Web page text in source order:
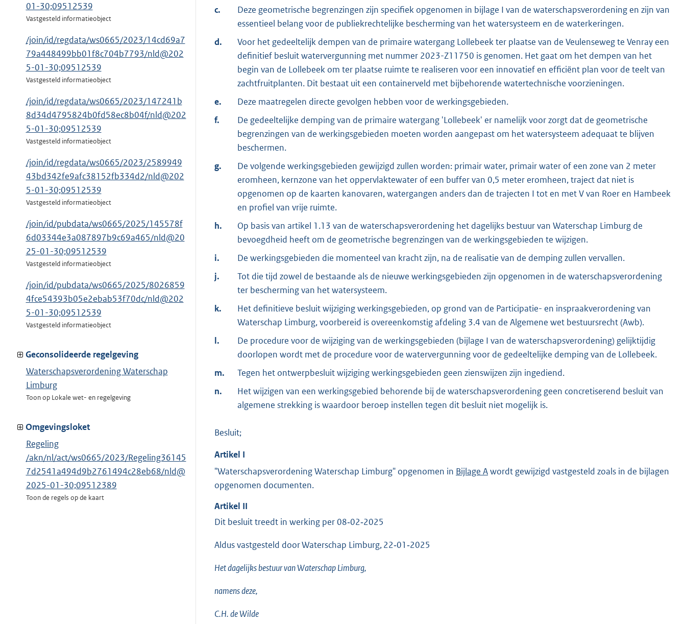
01-30;09512539
Vastgesteld informatieobject
/join/id/regdata/ws0665/2023/14cd69a7
79a448499bb01f8c704b7793/nld@202
5-01-30;09512539
Vastgesteld informatieobject
/join/id/regdata/ws0665/2023/147241b
8d34d4795824b0fd58ec8b04f/nld@202
5-01-30;09512539
Vastgesteld informatieobject
/join/id/regdata/ws0665/2023/2589949
43bd342fe9afc38152fb334d2/nld@202
5-01-30;09512539
Vastgesteld informatieobject
/join/id/pubdata/ws0665/2025/145578f
6d03344e3a087897b9c69a465/nld@20
25-01-30;09512539
Vastgesteld informatieobject
/join/id/pubdata/ws0665/2025/8026859
4fce54393b05e2ebab53f70dc/nld@202
5-01-30;09512539
Vastgesteld informatieobject
Geconsolideerde regelgeving
Waterschapsverordening Waterschap
Limburg
Toon op Lokale wet- en regelgeving
Omgevingsloket
Regeling
/akn/nl/act/ws0665/2023/Regeling36145
7d2541a494d9b2761494c28eb68/nld@
2025-01-30;09512389
Toon de regels op de kaart
c.
Deze geometrische begrenzingen zijn specifiek opgenomen in bijlage I van de waterschapsverordening en zijn van
essentieel belang voor de publiekrechtelijke bescherming van het watersysteem en de waterkeringen.
d.
Voor het gedeeltelijk dempen van de primaire watergang Lollebeek ter plaatse van de Veulenseweg te Venray een
definitief besluit watervergunning met nummer 2023-Z11750 is genomen. Het gaat om het dempen van het
begin van de Lollebeek om ter plaatse ruimte te realiseren voor een innovatief en efficiënt plan voor de teelt van
zachtfruitplanten. Dit bestaat uit een containerveld met bijbehorende watertechnische voorzieningen.
e.
Deze maatregelen directe gevolgen hebben voor de werkingsgebieden.
f.
De gedeeltelijke demping van de primaire watergang 'Lollebeek' er namelijk voor zorgt dat de geometrische
begrenzingen van de werkingsgebieden moeten worden aangepast om het watersysteem adequaat te blijven
beschermen.
g.
De volgende werkingsgebieden gewijzigd zullen worden: primair water, primair water of een zone van 2 meter
eromheen, kernzone van het oppervlaktewater of een buffer van 0,5 meter eromheen, traject dat niet is
opgenomen op de kaarten kanovaren, watergangen anders dan de trajecten I tot en met V van Roer en Hambeek
en profiel van vrije ruimte.
h.
Op basis van artikel 1.13 van de waterschapsverordening het dagelijks bestuur van Waterschap Limburg de
bevoegdheid heeft om de geometrische begrenzingen van de werkingsgebieden te wijzigen.
i.
De werkingsgebieden die momenteel van kracht zijn, na de realisatie van de demping zullen vervallen.
j.
Tot die tijd zowel de bestaande als de nieuwe werkingsgebieden zijn opgenomen in de waterschapsverordening
ter bescherming van het watersysteem.
k.
Het definitieve besluit wijziging werkingsgebieden, op grond van de Participatie- en inspraakverordening van
Waterschap Limburg, voorbereid is overeenkomstig afdeling 3.4 van de Algemene wet bestuursrecht (Awb).
l.
De procedure voor de wijziging van de werkingsgebieden (bijlage I van de waterschapsverordening) gelijktijdig
doorlopen wordt met de procedure voor de watervergunning voor de gedeeltelijke demping van de Lollebeek.
m.
Tegen het ontwerpbesluit wijziging werkingsgebieden geen zienswijzen zijn ingediend.
n.
Het wijzigen van een werkingsgebied behorende bij de waterschapsverordening geen concretiserend besluit van
algemene strekking is waardoor beroep instellen tegen dit besluit niet mogelijk is.
Besluit;
Artikel I
"Waterschapsverordening Waterschap Limburg" opgenomen in Bijlage Awordt gewijzigd vastgesteld zoals in de bijlagen
opgenomen documenten.
Artikel II
Dit besluit treedt in werking per 08‑02‑2025
Aldus vastgesteld door Waterschap Limburg, 22‑01‑2025
Het dagelijks bestuur van Waterschap Limburg,
namens deze,
C.H. de Wilde